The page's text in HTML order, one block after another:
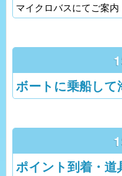
マイクロバスにてご案内
ボートに乗船し
ポイント到着・道